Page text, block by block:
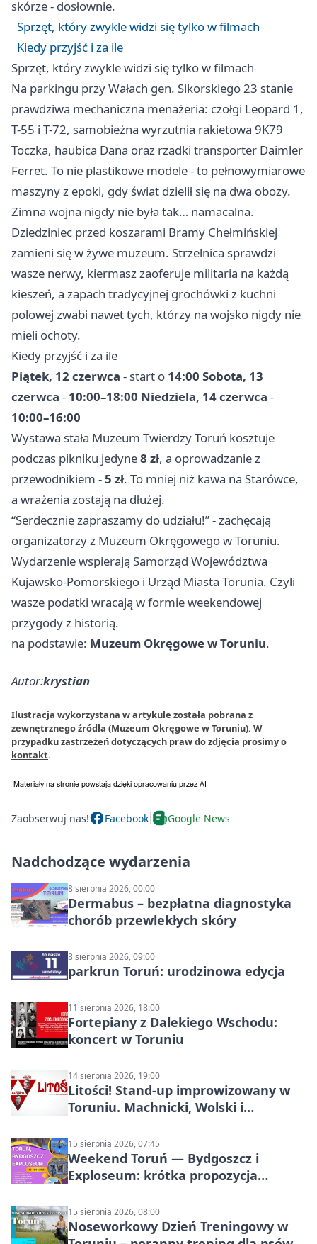
skórze - dosłownie.
Sprzęt, który zwykle widzi się tylko w filmach
Kiedy przyjść i za ile
Sprzęt, który zwykle widzi się tylko w filmach
Na parkingu przy Wałach gen. Sikorskiego 23 stanie
prawdziwa mechaniczna menażeria: czołgi Leopard 1,
T-55 i T-72, samobieżna wyrzutnia rakietowa 9K79
Toczka, haubica Dana oraz rzadki transporter Daimler
Ferret. To nie plastikowe modele - to pełnowymiarowe
maszyny z epoki, gdy świat dzielił się na dwa obozy.
Zimna wojna nigdy nie była tak… namacalna.
Dziedziniec przed koszarami Bramy Chełmińskiej
zamieni się w żywe muzeum. Strzelnica sprawdzi
wasze nerwy, kiermasz zaoferuje militaria na każdą
kieszeń, a zapach tradycyjnej grochówki z kuchni
polowej zwabi nawet tych, którzy na wojsko nigdy nie
mieli ochoty.
Kiedy przyjść i za ile
Piątek, 12 czerwca - start o 14:00 Sobota, 13
czerwca - 10:00–18:00 Niedziela, 14 czerwca -
10:00–16:00
Wystawa stała Muzeum Twierdzy Toruń kosztuje
podczas pikniku jedyne8 zł, a oprowadzanie z
przewodnikiem -5 zł. To mniej niż kawa na Starówce,
a wrażenia zostają na dłużej.
“Serdecznie zapraszamy do udziału!” - zachęcają
organizatorzy z Muzeum Okręgowego w Toruniu.
Wydarzenie wspierają Samorząd Województwa
Kujawsko-Pomorskiego i Urząd Miasta Torunia. Czyli
wasze podatki wracają w formie weekendowej
przygody z historią.
na podstawie: Muzeum Okręgowe w Toruniu.
Autor:krystian
Ilustracja wykorzystana w artykule została pobrana z
zewnętrznego źródła (Muzeum Okręgowe w Toruniu). W
przypadku zastrzeżeń dotyczących praw do zdjęcia prosimy o
kontakt.
Zaobserwuj nas! Facebook Google News
Nadchodzące wydarzenia
8 sierpnia 2026, 00:00
Dermabus – bezpłatna diagnostyka
chorób przewlekłych skóry
8 sierpnia 2026, 09:00
parkrun Toruń: urodzinowa edycja
11 sierpnia 2026, 18:00
Fortepiany z Dalekiego Wschodu:
koncert w Toruniu
14 sierpnia 2026, 19:00
Litości! Stand-up improwizowany w
Toruniu. Machnicki, Wolski i
15 sierpnia 2026, 07:45
Weekend Toruń — Bydgoszcz i
Exploseum: krótka propozycja
15 sierpnia 2026, 08:00
Noseworkowy Dzień Treningowy w